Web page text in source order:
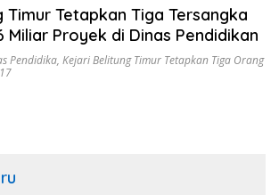
Timur Tetapkan Tiga Tersangka
Miliar Proyek di Dinas Pendidikan
Pendidika, Kejari Belitung Timur Tetapkan Tiga Orang